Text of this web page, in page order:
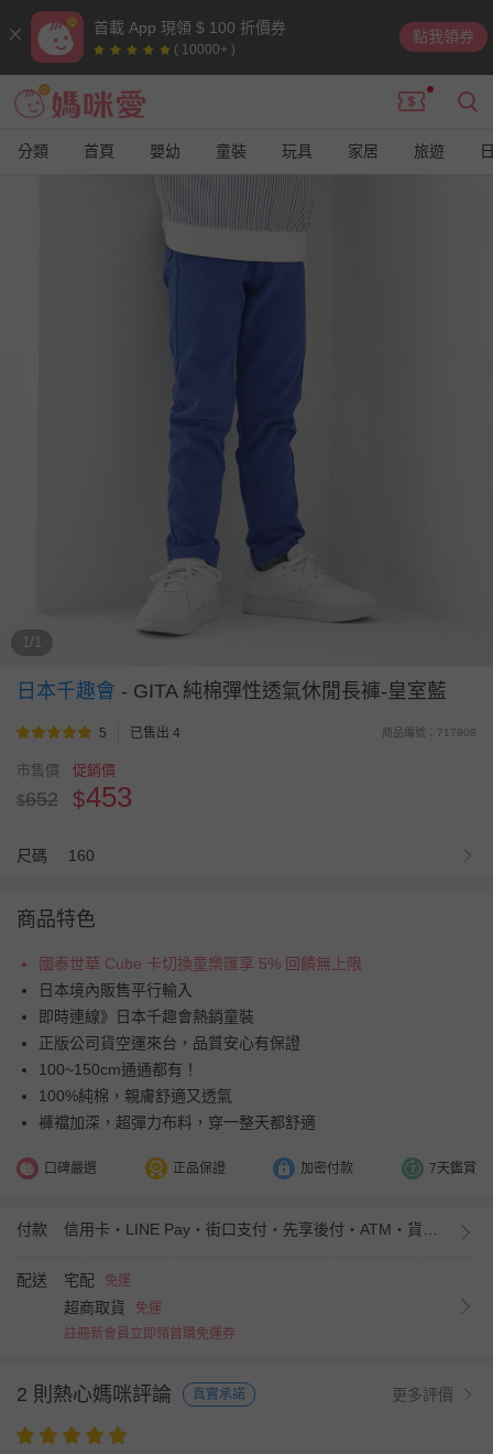
首載 App 現領 $ 100 折價券
( 10000+ )
點我領券
分類 首頁 嬰幼 童裝 玩具 家居 旅遊
1/1
日本千趣會 - GITA 純棉彈性透氣休閒長褲-皇室藍
5 已售出 4 商品編號：717908
市售價
$652
促銷價
$453
尺碼 160
商品特色
國泰世華 Cube 卡切換童樂匯享 5% 回饋無上限
日本境內販售平行輸入
即時連線》日本千趣會熱銷童裝
正版公司貨空運來台，品質安心有保證
100~150cm通通都有！
100%純棉，親膚舒適又透氣
褲襠加深，超彈力布料，穿一整天都舒適
口碑嚴選 正品保證 加密付款 7天鑑賞
付款
配送 宅配 免運
超商取貨
免運
註冊新會員立即領首購免運券
2 則熱心媽咪評論 真實承諾 更多評價